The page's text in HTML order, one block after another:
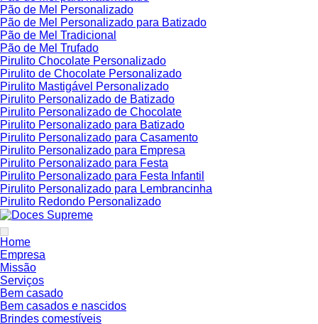
Pão de Mel Personalizado
Pão de Mel Personalizado para Batizado
Pão de Mel Tradicional
Pão de Mel Trufado
Pirulito Chocolate Personalizado
Pirulito de Chocolate Personalizado
Pirulito Mastigável Personalizado
Pirulito Personalizado de Batizado
Pirulito Personalizado de Chocolate
Pirulito Personalizado para Batizado
Pirulito Personalizado para Casamento
Pirulito Personalizado para Empresa
Pirulito Personalizado para Festa
Pirulito Personalizado para Festa Infantil
Pirulito Personalizado para Lembrancinha
Pirulito Redondo Personalizado
Home
Empresa
Missão
Serviços
Bem casado
Bem casados e nascidos
Brindes comestíveis